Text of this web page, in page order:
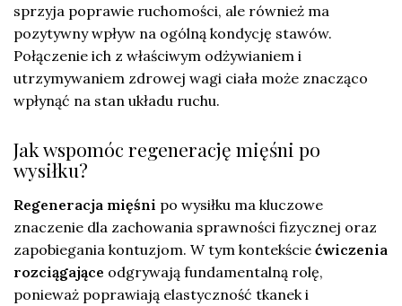
sprzyja poprawie ruchomości, ale również ma
pozytywny wpływ na ogólną kondycję stawów.
Połączenie ich z właściwym odżywianiem i
utrzymywaniem zdrowej wagi ciała może znacząco
wpłynąć na stan układu ruchu.
Jak wspomóc regenerację mięśni po
wysiłku?
Regeneracja mięśni po wysiłku ma kluczowe
znaczenie dla zachowania sprawności fizycznej oraz
zapobiegania kontuzjom. W tym kontekście ćwiczenia
rozciągające odgrywają fundamentalną rolę,
ponieważ poprawiają elastyczność tkanek i